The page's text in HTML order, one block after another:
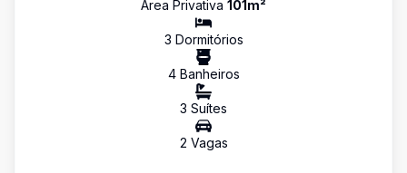
Área Privativa 101m²
3 Dormitórios
4Banheiros
3 Suítes
2 Vagas